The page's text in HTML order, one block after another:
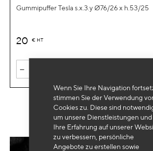
Wenn Sie Ihre Navigation
stimmen Sie der Verwendung
Cookies zu. Diese sind
um unsere Dienstleistungen und
Ihre Erfahrung auf unserer
zu verbessern, persönliche
Angebote zu erstellen sowie
Gummipuffer Tesla s.x.3.y Ø76/26 x h.53/25
20 € HT
-